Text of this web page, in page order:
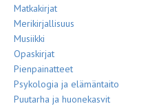
Matkakirjat
Merikirjallisuus
Musiikki
Opaskirjat
Pienpainatteet
Psykologia ja elämäntaito
Puutarha ja huonekasvit